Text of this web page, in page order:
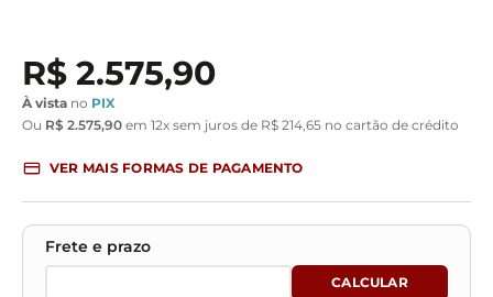
R$ 2.575,90
À vista no PIX
Ou R$ 2.575,90 em 12x sem juros de R$ 214 65 no cartão de crédito
VER MAIS FORMAS DE PAGAMENTO